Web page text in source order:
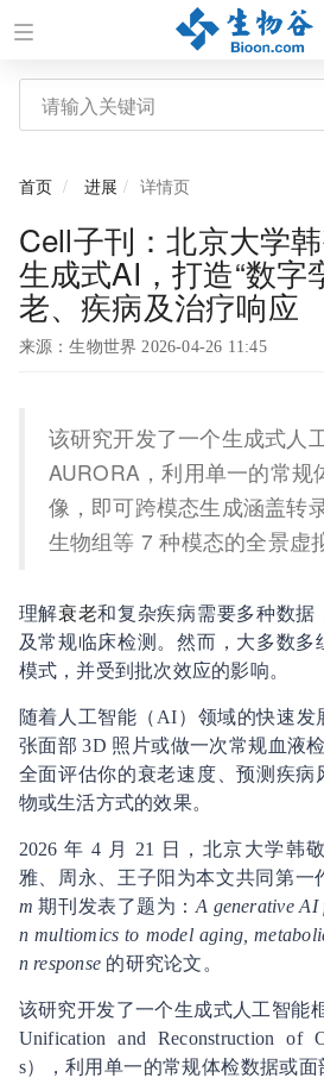
首页 进展 详情页
Cell子刊：北京大学
生成式AI，打造“数字
老、疾病及治疗响应
来源：生物世界 2026-04-26 11:45
该研究开发了一个生成式
AURORA，利用单一的常规
像，即可跨模态生成涵盖转
生物组等 7 种模态的全景虚
理解衰老和复杂疾病需要多种数据
及常规临床检测。然而，大多数多
模式，并受到批次效应的影响。
随着人工智能（AI）领域的快速发
张面部 3D 照片或做一次常规血液
全面评估你的衰老速度、预测疾病
物或生活方式的效果。
2026 年 4 月 21 日，北京大学韩
雅、周永、王子阳为本文共同第一
m 期刊发表了题为： A generative AI
n multiomics to model aging,
n response 的研究论文。
该研究开发了一个生成式人工智
Unification and Reconstruction of
s），利用单一的常规体检数据或